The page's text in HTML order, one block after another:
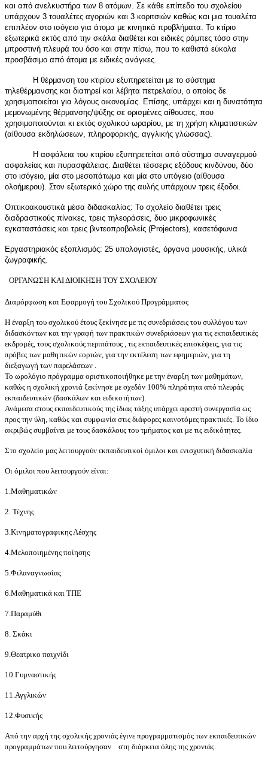
και από ανελκυστήρα των 8 ατόμων. Σε κάθε επίπεδο του σχολείου
υπάρχουν 3 τουαλέτες αγοριών και 3 κοριτσιών καθώς και μια τουαλέτα
επιπλέον στο ισόγειο για άτομα με κινητικά προβλήματα. Το κτίριο
εξωτερικά εκτός από την σκάλα διαθέτει και ειδικές ράμπες τόσο στην
μπροστινή πλευρά του όσο και στην πίσω, που το καθιστά εύκολα
προσβάσιμο από άτομα με ειδικές ανάγκες.
Η θέρμανση του κτιρίου εξυπηρετείται με το σύστημα
τηλεθέρμανσης και διατηρεί και λέβητα πετρελαίου, ο οποίος δε
χρησιμοποιείται για λόγους οικονομίας. Επίσης, υπάρχει και η δυνατότητα
μεμονωμένης θέρμανσης/ψύξης σε ορισμένες αίθουσες, που
χρησιμοποιούνται κι εκτός σχολικού ωραρίου, με τη χρήση κλιματιστικών
(αίθουσα εκδηλώσεων, πληροφορικής, αγγλικής γλώσσας).
Η ασφάλεια του κτιρίου εξυπηρετείται από σύστημα συναγερμού
ασφαλείας και πυρασφάλειας. Διαθέτει τέσσερις εξόδους κινδύνου, δύο
στο ισόγειο, μία στο μεσοπάτωμα και μία στο υπόγειο (αίθουσα
ολοήμερου). Στον εξωτερικό χώρο της αυλής υπάρχουν τρεις έξοδοι.
Οπτικοακουστικά μέσα διδασκαλίας: Το σχολείο διαθέτει τρεις
διαδραστικούς πίνακες, τρεις τηλεοράσεις, δυο μικροφωνικές
εγκαταστάσεις και τρεις βιντεοπροβολείς (Projectors), κασετόφωνα
Εργαστηριακός εξοπλισμός: 25 υπολογιστές, όργανα μουσικής, υλικά
ζωγραφικής.
ΟΡΓΑΝΩΣΗ ΚΑΙ ΔΙΟΙΚΗΣΗ ΤΟΥ ΣΧΟΛΕΙΟΥ
Διαμόρφωση και Εφαρμογή του Σχολικού Προγράμματος
Η έναρξη του σχολικού έτους ξεκίνησε με τις συνεδριάσεις του συλλόγου των
διδασκόντων και την γραφή των πρακτικών συνεδριάσεων για τις εκπαιδευτικές
εκδρομές, τους σχολικούς περιπάτους , τις εκπαιδευτικές επισκέψεις, για τις
πρόβες των μαθητικών εορτών, για την εκτέλεση των εφημεριών, για τη
διεξαγωγή των παρελάσεων .
Το ωρολόγιο πρόγραμμα οριστικοποιήθηκε με την έναρξη των μαθημάτων,
καθώς η σχολική χρονιά ξεκίνησε με σχεδόν 100% πληρότητα από πλευράς
εκπαιδευτικών (δασκάλων και ειδικοτήτων).
Ανάμεσα στους εκπαιδευτικούς της ίδιας τάξης υπάρχει αρεστή συνεργασία ως
προς την ύλη, καθώς και συμφωνία στις διάφορες καινοτόμες πρακτικές. Το ίδιο
ακριβώς συμβαίνει με τους δασκάλους του τμήματος και με τις ειδικότητες.
Στο σχολείο μας λειτουργούν εκπαιδευτικοί όμιλοι και ενισχυτική διδασκαλία
Οι όμιλοι που λειτουργούν είναι:
1.Μαθηματικών
2. Τέχνης
3.Κινηματογραφικης Λέσχης
4.Μελοποιημένης ποίησης
5.Φιλαναγνωσίας
6.Μαθηματικά και ΤΠΕ
7.Παραμύθι
8. Σκάκι
9.Θεατρικο παιχνίδι
10.Γυμναστικής
11.Αγγλικών
12.Φυσικής
Από την αρχή της σχολικής χρονιάς έγινε προγραμματισμός των εκπαιδευτικών
προγραμμάτων που λειτούργησαν στη διάρκεια όλης της χρονιάς.